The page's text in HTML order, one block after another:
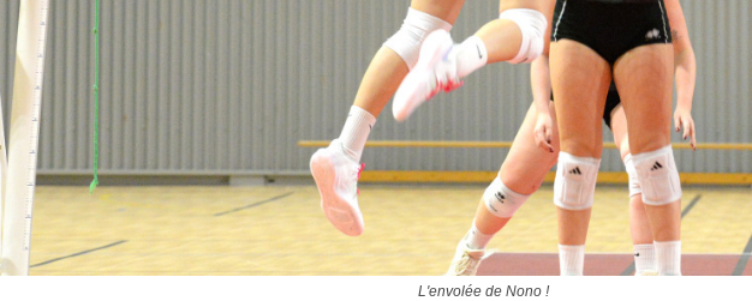
L'envolée de Nono !